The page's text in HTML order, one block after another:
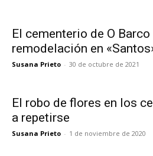
El cementerio de O
remodelación en
Susana Prieto - 30 de octubre de 2021
El robo de flores en los
a repetirse
Susana Prieto - 1 de noviembre de 2020